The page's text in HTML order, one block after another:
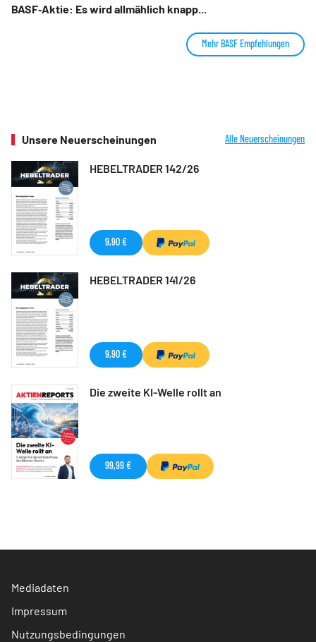
BASF‑Aktie: Es wird allmählich knapp...
Mehr BASF Empfehlungen
Unsere Neuerscheinungen Alle Neuerscheinungen
HEBELTRADER 142/26
9,90 €
HEBELTRADER 141/26
9,90 €
Die zweite KI-Welle rollt an
99,99 €
Mediadaten
Impressum
Nutzungsbedingungen